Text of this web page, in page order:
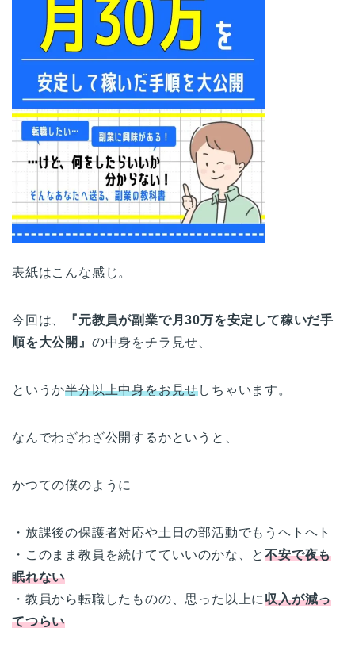
表紙はこんな感じ。
今回は、
『元教員が副業で月30万を安定して稼いだ手
順を大公開』 の中身をチラ見せ、
というか半分以上中身をお見せしちゃいます。
なんでわざわざ公開するかというと、
かつての僕のように
・放課後の保護者対応や土日の部活動でもうヘトヘト
・このまま教員を続けてていいのかな、と不安で夜も
眠れない
・教員から転職したものの、思った以上に収入が減っ
てつらい